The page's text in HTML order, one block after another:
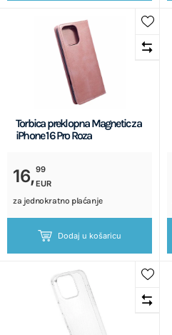
Torbica preklopna Magnetic za
iPhone 16 Pro Roza
16,99
EUR
za jednokratno plaćanje
Dodaj u košaricu